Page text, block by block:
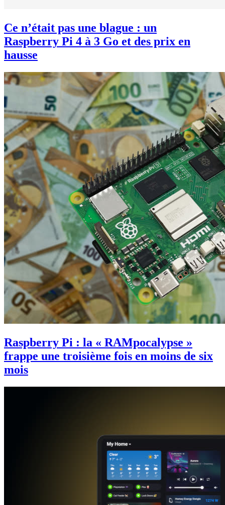
Ce n’était pas une blague : un
Raspberry Pi 4 à 3 Go et des prix en
hausse
Raspberry Pi : la « RAMpocalypse »
frappe une troisième fois en moins de six
mois